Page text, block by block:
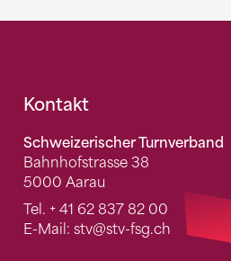
Fusszeile
Kontakt
Schweizerischer Turnverband
Bahnhofstrasse 38
5000 Aarau
Tel. + 41 62 837 82 00
E-Mail: stv@stv-fsg.ch